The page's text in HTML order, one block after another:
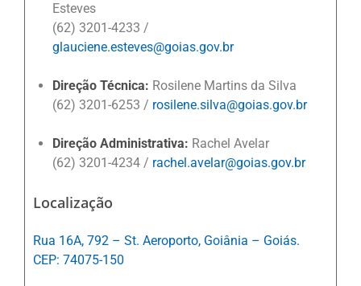
Esteves
(62) 3201-4233 /
glauciene.esteves@goias.gov.br
Direção Técnica: Rosilene Martins da Silva
(62) 3201-6253 / rosilene.silva@goias.gov.br
Direção Administrativa: Rachel Avelar
(62) 3201-4234 / rachel.avelar@goias.gov.br
Localização
Rua 16A, 792 – St. Aeroporto, Goiânia – Goiás.
CEP: 74075-150